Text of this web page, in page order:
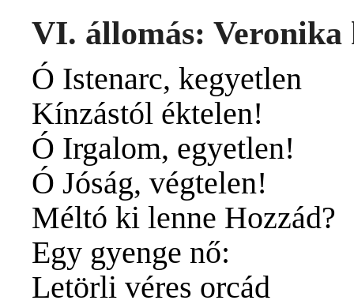
VI. állomás:
Ó Istenarc, kegyetlen
Kínzástól éktelen!
Ó Irgalom, egyetlen!
Ó Jóság, végtelen!
Méltó ki lenne Hozzád?
Egy gyenge nő:
Letörli véres orcád